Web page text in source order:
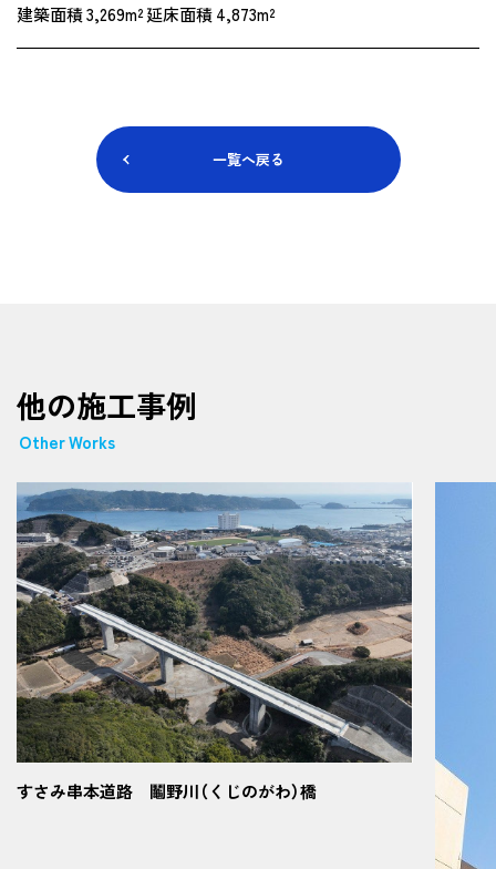
建築面積 3,269m² 延床面積 4,873m²
一覧へ戻る
他の施工事例
Other Works
すさみ串本道路 鬮野川（くじのがわ）橋